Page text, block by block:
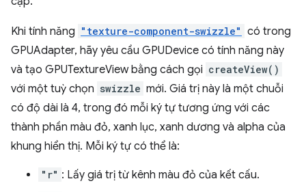
Khi tính năng "texture-component-swizzle" có trong
GPUAdapter, hãy yêu cầu GPUDevice có tính năng này
và tạo GPUTextureView bằng cách gọi createView()
với một tuỳ chọn swizzle mới. Giá trị này là một chuỗi
có độ dài là 4, trong đó mỗi ký tự tương ứng với các
thành phần màu đỏ, xanh lục, xanh dương và alpha của
khung hiển thị. Mỗi ký tự có thể là:
"r" : Lấy giá trị từ kênh màu đỏ của kết cấu.